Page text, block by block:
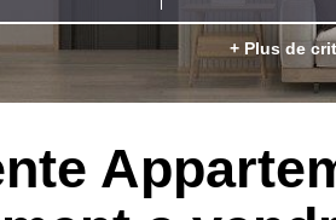
+ Plus de